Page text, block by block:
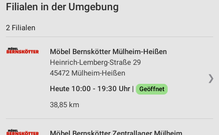
Filialen in der Umgebung
2 Filialen
❯
Möbel Bernskötter Mülheim-Heißen
Heinrich-Lemberg-Straße 29
45472 Mülheim-Heißen
Heute 10:00 - 19:30 Uhr |
Geöffnet
38,85 km